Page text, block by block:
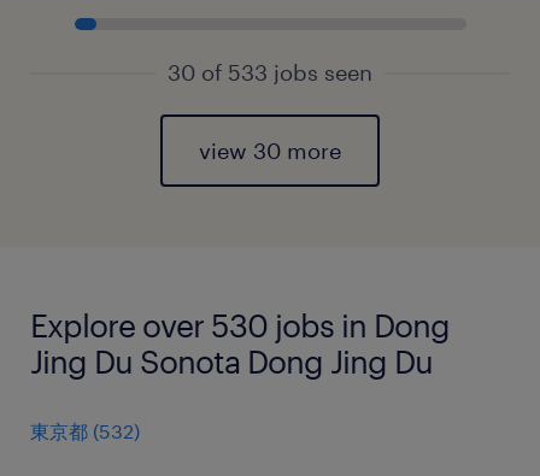
30 of 533 jobs seen
view 30 more
Explore over 530 jobs in Dong
Jing Du Sonota Dong Jing Du
東京都 (532)